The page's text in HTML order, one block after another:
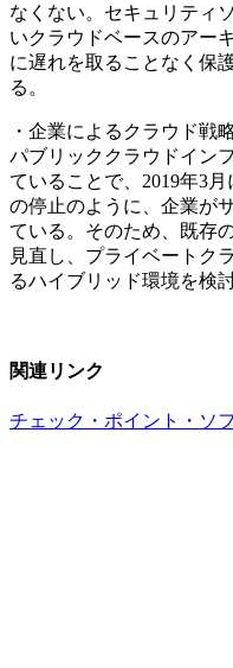
なくない。セキュリティ
いクラウドベースのアー
に遅れを取ることなく保
る。
・企業によるクラウド戦
パブリッククラウドイン
ていることで、2019年3
の停止のように、企業が
ている。そのため、既存
見直し、プライベートク
るハイブリッド環境を検
関連リンク
チェック・ポイント・ソ